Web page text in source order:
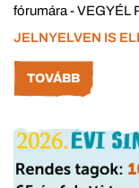
fórumára - VEGYÉL
JELNYELVEN IS
TOVÁBB